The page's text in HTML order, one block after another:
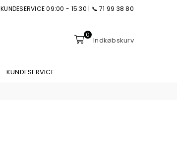
KUNDESERVICE 09:00 - 15:30 | 📞 71 99 38 80
0
Indkøbskurv
KUNDESERVICE